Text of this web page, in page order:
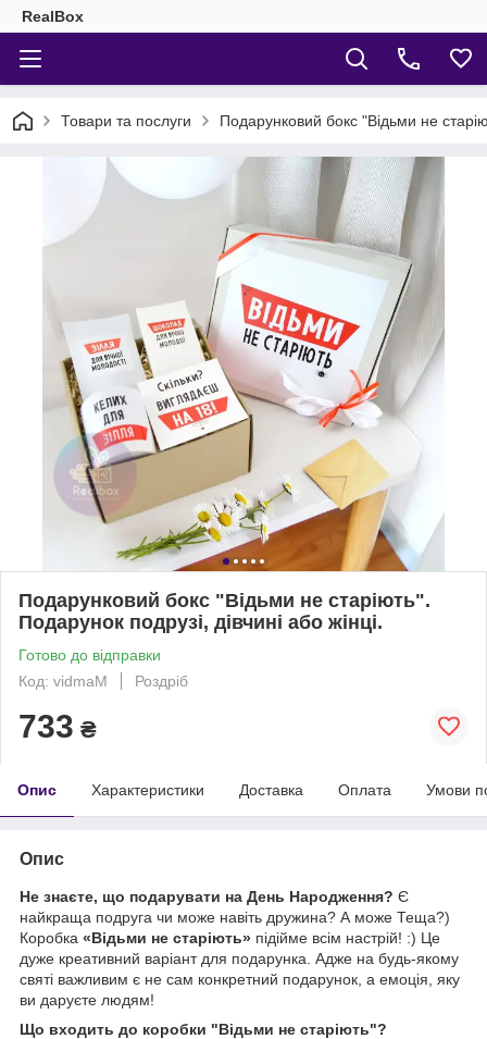
RealBox
Товари та послуги Подарунковий бокс "Відьми не
Подарунковий бокс "Відьми не старіють".
Подарунок подрузі, дівчині або жінці.
Готово до відправки
Код: vidmaM
Роздріб
733 ₴
Опис Характеристики Доставка Оплата Умови
Опис
Не знаєте, що подарувати на День Народження? Є
найкраща подруга чи може навіть дружина? А може Теща?)
Коробка «Відьми не старіють» підійме всім настрій! :) Це
дуже креативний варіант для подарунка. Адже на будь-якому
святі важливим є не сам конкретний подарунок, а емоція, яку
ви даруєте людям!
Що входить до коробки "Відьми не старіють"?